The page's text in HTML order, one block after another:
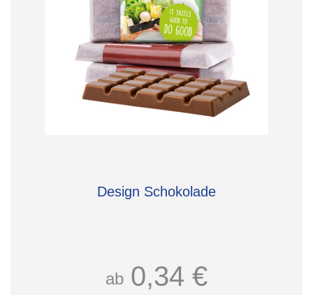
Design Schokolade
ab 0,34 €